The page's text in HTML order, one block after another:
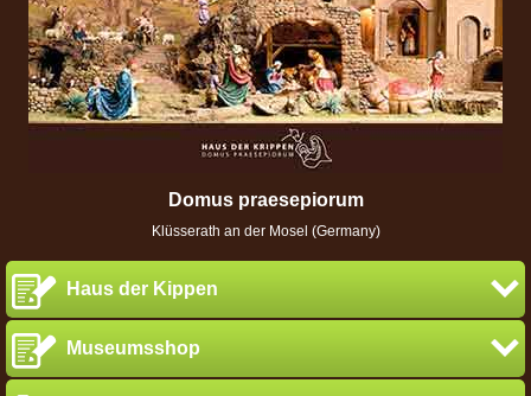
Domus praesepiorum
Klüsserath an der Mosel (Germany)
Haus der Kippen
Museumsshop